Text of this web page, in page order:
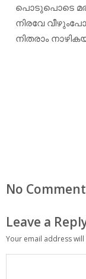
പൊടുപൊടെ
നിരവേ
നിതരാം
No
Leave a
Your email address